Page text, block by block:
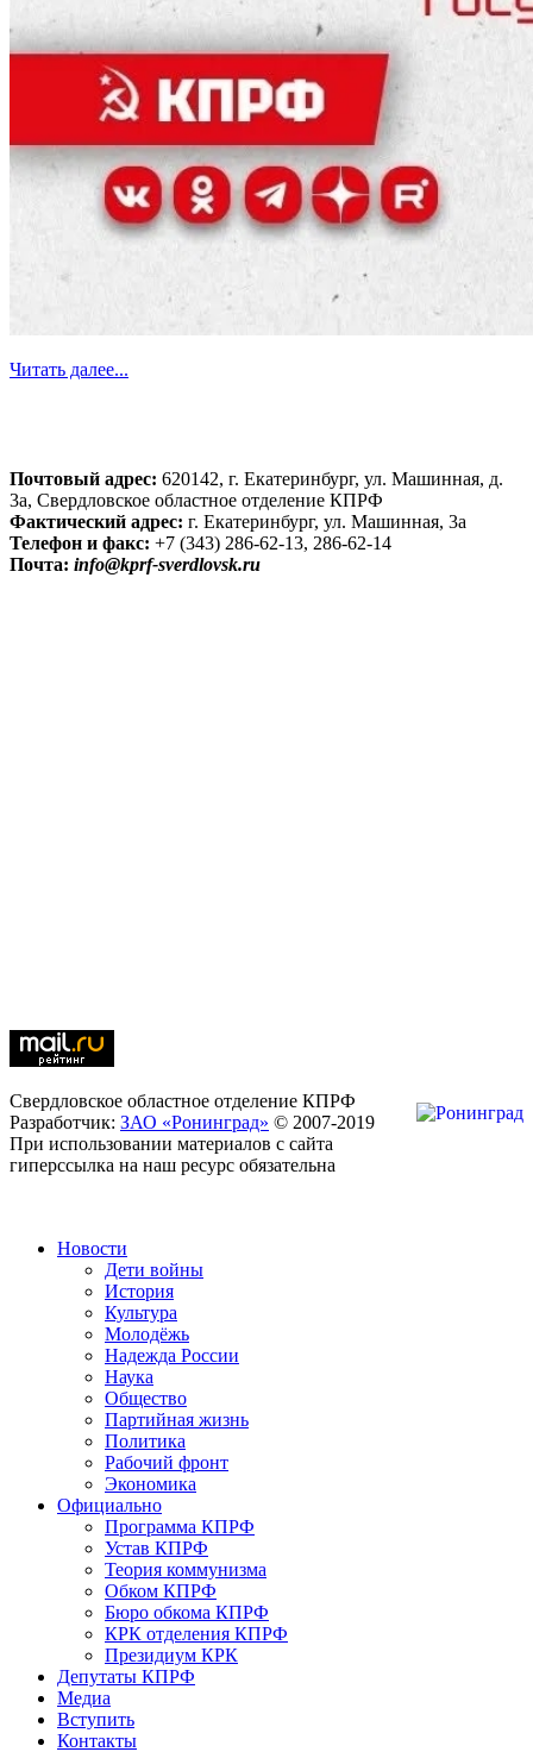
Читать далее...
Почтовый адрес: 620142, г. Екатеринбург, ул. Машинная, д.
3а, Свердловское областное отделение КПРФ
Фактический адрес: г. Екатеринбург, ул. Машинная, 3а
Телефон и факс: +7 (343) 286-62-13, 286-62-14
Почта: info@kprf-sverdlovsk.ru
Свердловское областное отделение КПРФ
Разработчик: ЗАО «Ронинград» © 2007-2019
При использовании материалов с сайта
гиперссылка на наш ресурс обязательна
Новости
Дети войны
История
Культура
Молодёжь
Надежда России
Наука
Общество
Партийная жизнь
Политика
Рабочий фронт
Экономика
Официально
Программа КПРФ
Устав КПРФ
Теория коммунизма
Обком КПРФ
Бюро обкома КПРФ
КРК отделения КПРФ
Президиум КРК
Депутаты КПРФ
Медиа
Вступить
Контакты